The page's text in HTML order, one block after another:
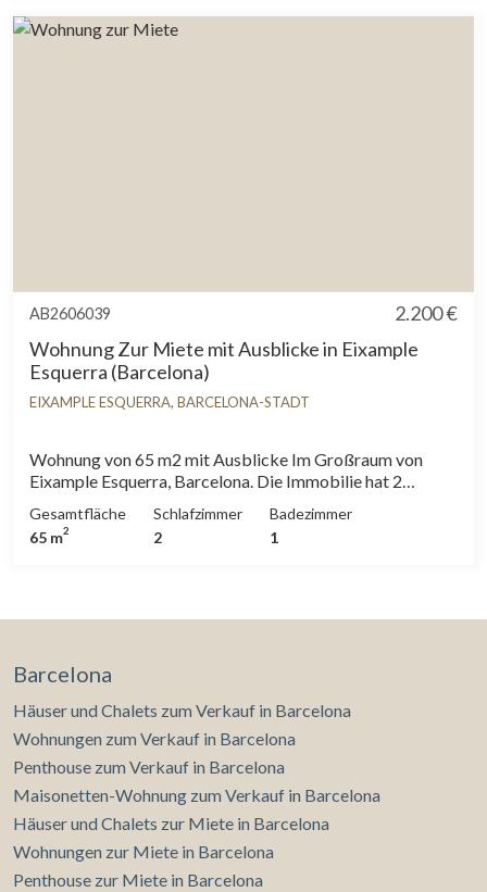
Immobilie liegt kein staatliches Informationszertifikat
über Referenzmietpreise vor.In den letzten 5 Jahren
AB2606039
2.200 €
Wohnung Zur Miete mit Ausblicke in Eixample
Esquerra (Barcelona)
EIXAMPLE ESQUERRA, BARCELONA-STADT
Wohnung von 65 m2 mit Ausblicke Im Großraum von
Eixample Esquerra, Barcelona. Die Immobilie hat 2
Waschküche, Balkon, Heizung und Abstellraum.* In
Übereinstimmung mit dem Gesetz 12/2023 und dem
Gesamtfläche
65 m2
Schlafzimmer
2
Badezimmer
1
Barcelona
Häuser und Chalets zum Verkauf in Barcelona
Wohnungen zum Verkauf in Barcelona
Penthouse zum Verkauf in Barcelona
Maisonetten-Wohnung zum Verkauf in Barcelona
Häuser und Chalets zur Miete in Barcelona
Wohnungen zur Miete in Barcelona
Penthouse zur Miete in Barcelona